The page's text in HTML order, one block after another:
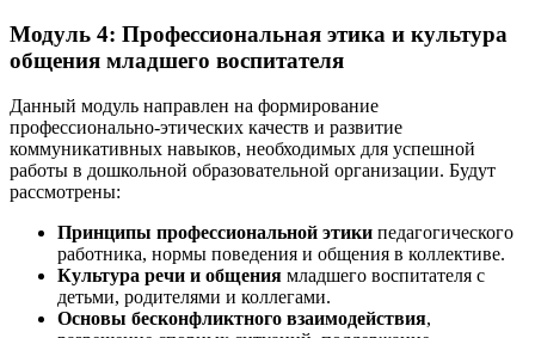
Модуль 4: Профессиональная этика и культура
общения младшего воспитателя
Данный модуль направлен на формирование
профессионально-этических качеств и развитие
коммуникативных навыков, необходимых для успешной
работы в дошкольной образовательной организации. Будут
рассмотрены:
Принципы профессиональной этики педагогического
работника, нормы поведения и общения в коллективе.
Культура речи и общения младшего воспитателя с
детьми, родителями и коллегами.
Основы бесконфликтного взаимодействия,